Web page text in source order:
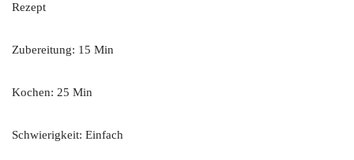
Rezept
Zubereitung: 15 Min
Kochen: 25 Min
Schwierigkeit: Einfach